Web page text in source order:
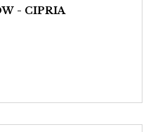
- CIPRIA